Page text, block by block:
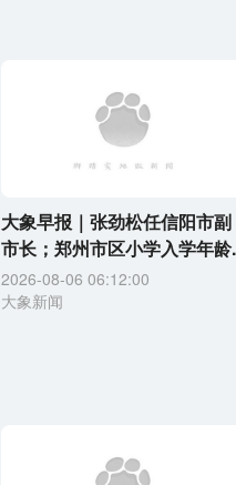
大象早报｜张劲松任信阳市副
市长；郑州市区小学入学年龄
2026-08-06 06:12:00
大象新闻